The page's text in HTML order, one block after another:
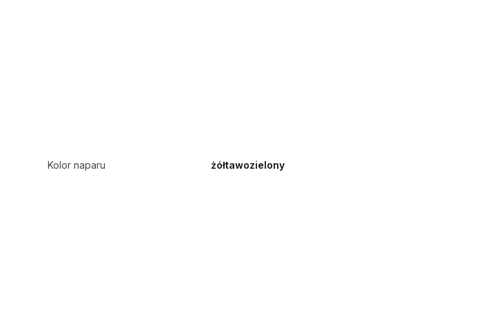
Kolor naparu żółtawozielony